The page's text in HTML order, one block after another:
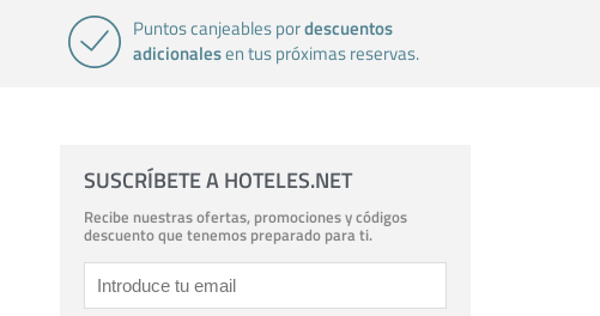
Puntos canjeables pordescuentos
adicionalesen tus próximas reservas.
SUSCRÍBETE A HOTELES.NET
Recibe nuestras ofertas, promociones y códigos
descuento que tenemos preparado para ti.